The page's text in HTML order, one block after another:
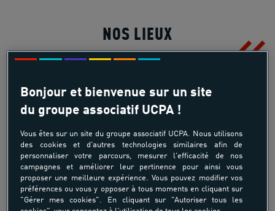
NOS LIEUX
Bonjour et bienvenue sur un site
du groupe associatif UCPA !
Vous êtes sur un site du groupe associatif UCPA. Nous utilisons
des cookies et d'autres technologies similaires afin de
personnaliser votre parcours, mesurer l'efficacité de nos
campagnes et améliorer leur pertinence pour ainsi vous
proposer une meilleure expérience. Vous pouvez modifier vos
préférences ou vous y opposer à tous moments en cliquant sur
"Gérer mes cookies". En cliquant sur "Autoriser tous les